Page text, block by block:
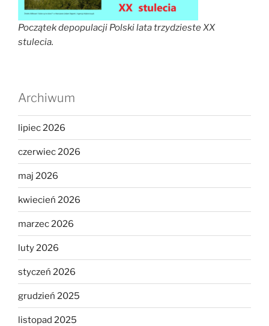
Początek depopulacji Polski lata trzydzieste XX
stulecia.
Archiwum
lipiec 2026
czerwiec 2026
maj 2026
kwiecień 2026
marzec 2026
luty 2026
styczeń 2026
grudzień 2025
listopad 2025